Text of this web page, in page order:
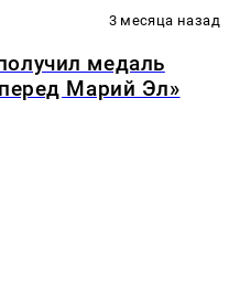
3 месяца назад
медаль
Марий Эл»